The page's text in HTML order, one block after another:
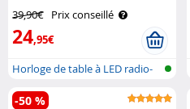
39,90€ Prix conseillé
24,95€
Horloge de table à LED radio-
piloté..
-50 %